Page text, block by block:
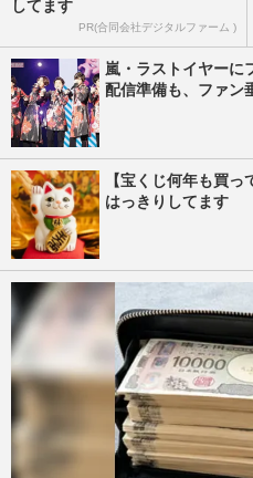
してます
PR(合同会社デジタルファーム )
嵐・ラストイヤーに
配信準備も、ファン
【宝くじ何年も買っ
はっきりしてます